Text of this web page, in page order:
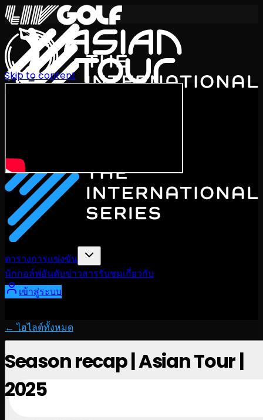
ตารางการแข่งขัน
นักกอล์ฟอันดับข่าวสารรับชมเกี่ยวกับ
เข้าสู่ระบบ
Skip to content
← ไฮไลต์ทั้งหมด
Season recap | Asian Tour |
2025